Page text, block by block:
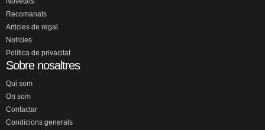
Recomanats
Articles de regal
Noticies
Política de privacitat
Sobre nosaltres
Qui som
On som
Contactar
Condicions generals